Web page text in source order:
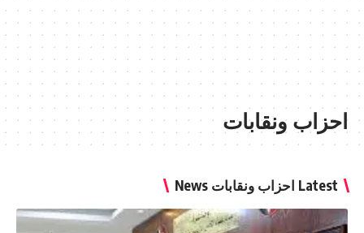
احزاب ونقابات
Latest احزاب ونقابات News